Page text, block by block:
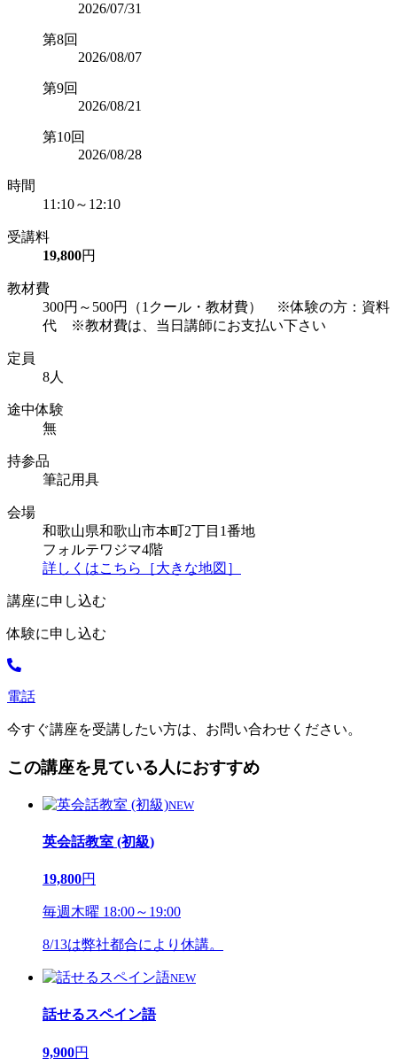
2026/07/31
第8回
2026/08/07
第9回
2026/08/21
第10回
2026/08/28
時間
11:10～12:10
受講料
19,800円
教材費
300円～500円（1クール・教材費） ※体験の方：資料
代 ※教材費は、当日講師にお支払い下さい
定員
8人
途中体験
無
持参品
筆記用具
会場
和歌山県和歌山市本町2丁目1番地
フォルテワジマ4階
詳しくはこちら［大きな地図］
講座に申し込む
体験に申し込む
電話
今すぐ講座を受講したい方は、お問い合わせください。
この講座を見ている人におすすめ
NEW
英会話教室 (初級)
19,800円
毎週木曜 18:00～19:00
8/13は弊社都合により休講。
NEW
話せるスペイン語
9,900円